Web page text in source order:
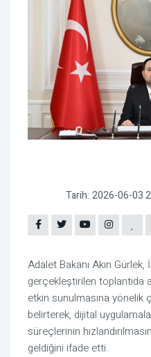
Tarih: 2026-06-03
Adalet Bakanı Akın
gerçekleştirilen toplantıda
etkin sunulmasına yönelik
belirterek, dijital
süreçlerinin
geldiğini ifade etti.